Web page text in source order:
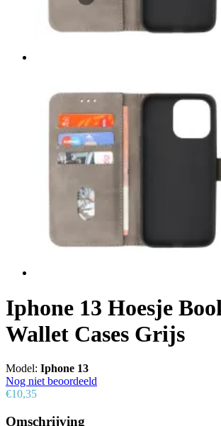
Iphone 13 Hoesje
Wallet Cases Grijs
Model: Iphone 13
Nog niet beoordeeld
€10,35
Omschrijving